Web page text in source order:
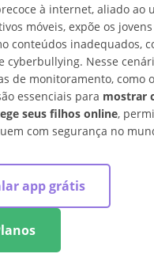
à internet, aliado ao
móveis, expõe os
conteúdos inadequados,
cyberbullying. Nesse
de monitoramento, como o
essenciais para mostrar
seus filhos online,
com segurança no
app grátis